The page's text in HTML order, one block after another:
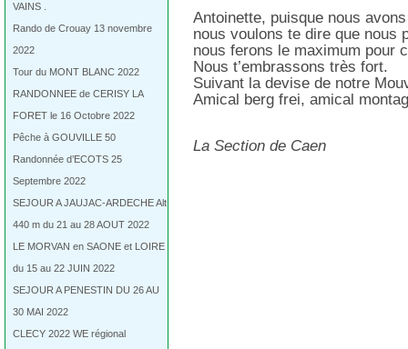
VAINS .
Rando de Crouay 13 novembre
2022
Tour du MONT BLANC 2022
RANDONNEE de CERISY LA
FORET le 16 Octobre 2022
Pêche à GOUVILLE 50
Randonnée d’ECOTS 25
Septembre 2022
SEJOUR A JAUJAC-ARDECHE Alt
440 m du 21 au 28 AOUT 2022
LE MORVAN en SAONE et LOIRE
du 15 au 22 JUIN 2022
SEJOUR A PENESTIN DU 26 AU
30 MAI 2022
CLECY 2022 WE régional
Antoinette, puisque nous
nous voulons te dire que nous
nous ferons le maximum pour
Nous t’embrassons très fort.
Suivant la devise de notre
Amical berg frei, amical
La Section de Caen